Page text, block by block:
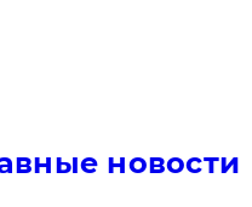
новости